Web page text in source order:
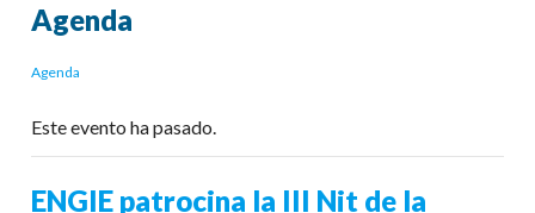
Agenda
Agenda
Este evento ha pasado.
ENGIE patrocina la III Nit de la